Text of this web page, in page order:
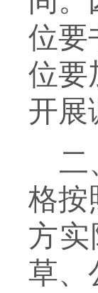
位要
位要
开展
二
格按
方
草、